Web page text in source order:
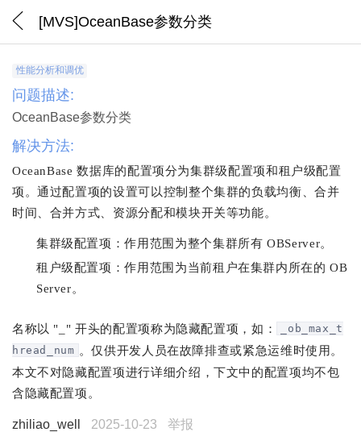
[MVS]OceanBase参数分类
性能分析和调优
问题描述:
OceanBase参数分类
解决方法:
OceanBase 数据库的配置项分为集群级配置项和租户级配置
项。通过配置项的设置可以控制整个集群的负载均衡、合并
时间、合并方式、资源分配和模块开关等功能。
集群级配置项：作用范围为整个集群所有 OBServer。
租户级配置项：作用范围为当前租户在集群内所在的 OB
Server。
名称以 "_" 开头的配置项称为隐藏配置项，如：
_ob_max_t
hread_num 。仅供开发人员在故障排查或紧急运维时使用。
本文不对隐藏配置项进行详细介绍，下文中的配置项均不包
含隐藏配置项。
zhiliao_well 2025-10-23 举报